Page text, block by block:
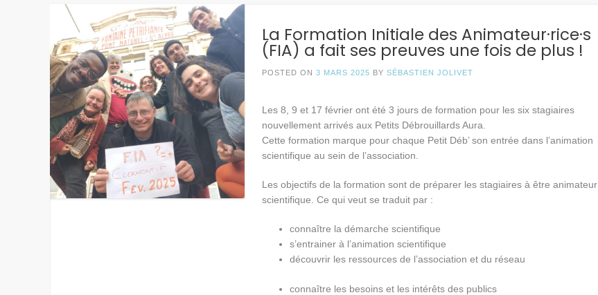
La Formation Initiale des Animateur·rice·s
(FIA) a fait ses preuves une fois de plus !
POSTED ON3 MARS 2025 BYSÉBASTIEN JOLIVET
Les 8, 9 et 17 février ont été 3 jours de formation pour les six stagiaires
nouvellement arrivés aux Petits Débrouillards Aura.
Cette formation marque pour chaque Petit Déb’ son entrée dans l’animation
scientifique au sein de l’association.
Les objectifs de la formation sont de préparer les stagiaires à être animateur
scientifique. Ce qui veut se traduit par :
connaître la démarche scientifique
s’entrainer à l’animation scientifique
découvrir les ressources de l’association et du réseau
connaître les besoins et les intérêts des publics